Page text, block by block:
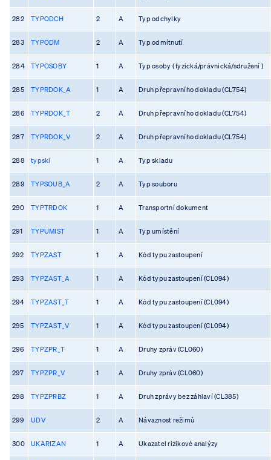
282 TYPODCH 2 A Typ odchylky
283 TYPODM 2 A Typ odmítnutí
284 TYPOSOBY 1 A Typ osoby ( fyzická/právnická/sdružení )
285 TYPRDOK_A 1 A Druh přepravního dokladu (CL754)
286 TYPRDOK_T 2 A Druh přepravního dokladu (CL754)
287 TYPRDOK_V 2 A Druh přepravního dokladu (CL754)
288 typskl 1 A Typ skladu
289 TYPSOUB_A 2 A Typ souboru
290 TYPTRDOK 1 A Transportní dokument
291 TYPUMIST 1 A Typ umístění
292 TYPZAST 1 A Kód typu zastoupení
293 TYPZAST_A 1 A Kód typu zastoupení (CL094)
294 TYPZAST_T 1 A Kód typu zastoupení (CL094)
295 TYPZAST_V 1 A Kód typu zastoupení (CL094)
296 TYPZPR_T 1 A Druhy zpráv (CL060)
297 TYPZPR_V 1 A Druhy zpráv (CL060)
298 TYPZPRBZ 1 A Druh zprávy bez záhlaví (CL385)
299 UDV 2 A Návaznost režimů
300 UKARIZAN 1 A Ukazatel rizikové analýzy